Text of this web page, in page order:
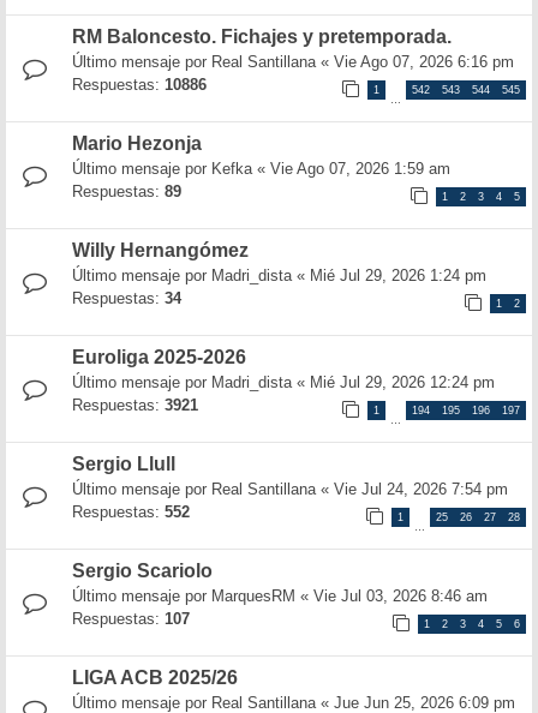
RM Baloncesto. Fichajes y pretemporada.
Último mensaje por Real Santillana« Vie Ago 07, 2026 6:16 pm
Respuestas: 10886 1
…
542 543 544 545
Mario Hezonja
Último mensaje por Kefka« Vie Ago 07, 2026 1:59 am
Respuestas: 89 1 2 3 4 5
Willy Hernangómez
Último mensaje por Madri_dista« Mié Jul 29, 2026 1:24 pm
Respuestas: 34 1 2
Euroliga 2025-2026
Último mensaje por Madri_dista« Mié Jul 29, 2026 12:24 pm
Respuestas: 3921 1
…
194 195 196 197
Sergio Llull
Último mensaje por Real Santillana« Vie Jul 24, 2026 7:54 pm
Respuestas: 552 1
…
25 26 27 28
Sergio Scariolo
Último mensaje por MarquesRM « Vie Jul 03, 2026 8:46 am
Respuestas: 107 1 2 3 4 5 6
LIGA ACB 2025/26
Último mensaje por Real Santillana« Jue Jun 25, 2026 6:09 pm